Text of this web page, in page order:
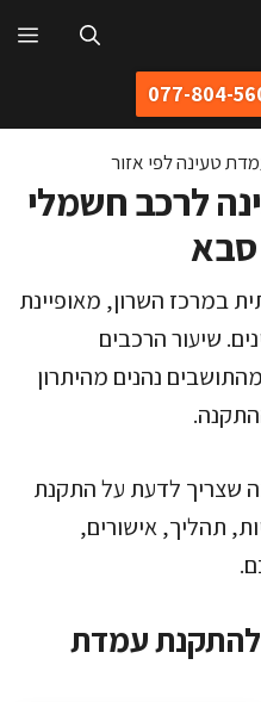
טעינה לפי אזור
לרכב חשמלי
במרכז השרון, מאופיינת
שיעור הרכבים
נהנים מהיתרון
שצריך לדעת על התקנת
תהליך, אישורים,
עמדת